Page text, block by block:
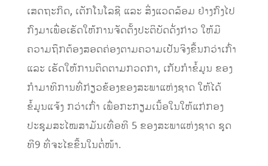
ເສດຖະກິດ, ເຕັກໂນໂລຊີ ແລະ ສິ່ງແວດລ້ອມ ຢ່າງກົງໄປ
ກົງມາເພື່ອເຮັດໃຫ້ການຈັດຕັ້ງປະຕິບັດດັ່ງກ່າວ ໃຫ້ມີ
ຄວາມຖຶກຕ້ອງສອດຄ່ອງຕາມຄວາມເປັນຈິງຂື້ນກວ່າເກົ່າ
ແລະ ເຮັດໃຫ້ການຕິດຕາມກວດກາ, ເກັບກຳຂໍ້ມູນ ຂອງ
ກຳມາທິການທີ່ກ່ຽວຂ້ອງຂອງສະພາແຫ່ງຊາດ ໃຫ້ໄດ້
ຂໍ້ມູນແຈ້ງ ກວ່າເກົ່າ ເພື່ອກະກຽມເນື້ອໃນໃຫ້ແກ່ກອງ
ປະຊຸມສະໄໝສາມັນເທື່ອທີ 5 ຂອງສະພາແຫ່ງຊາດ ຊຸດ
ທີ9 ທີ່ຈະໄຂຂື້ນໃນຕໍ່ໜ້າ.